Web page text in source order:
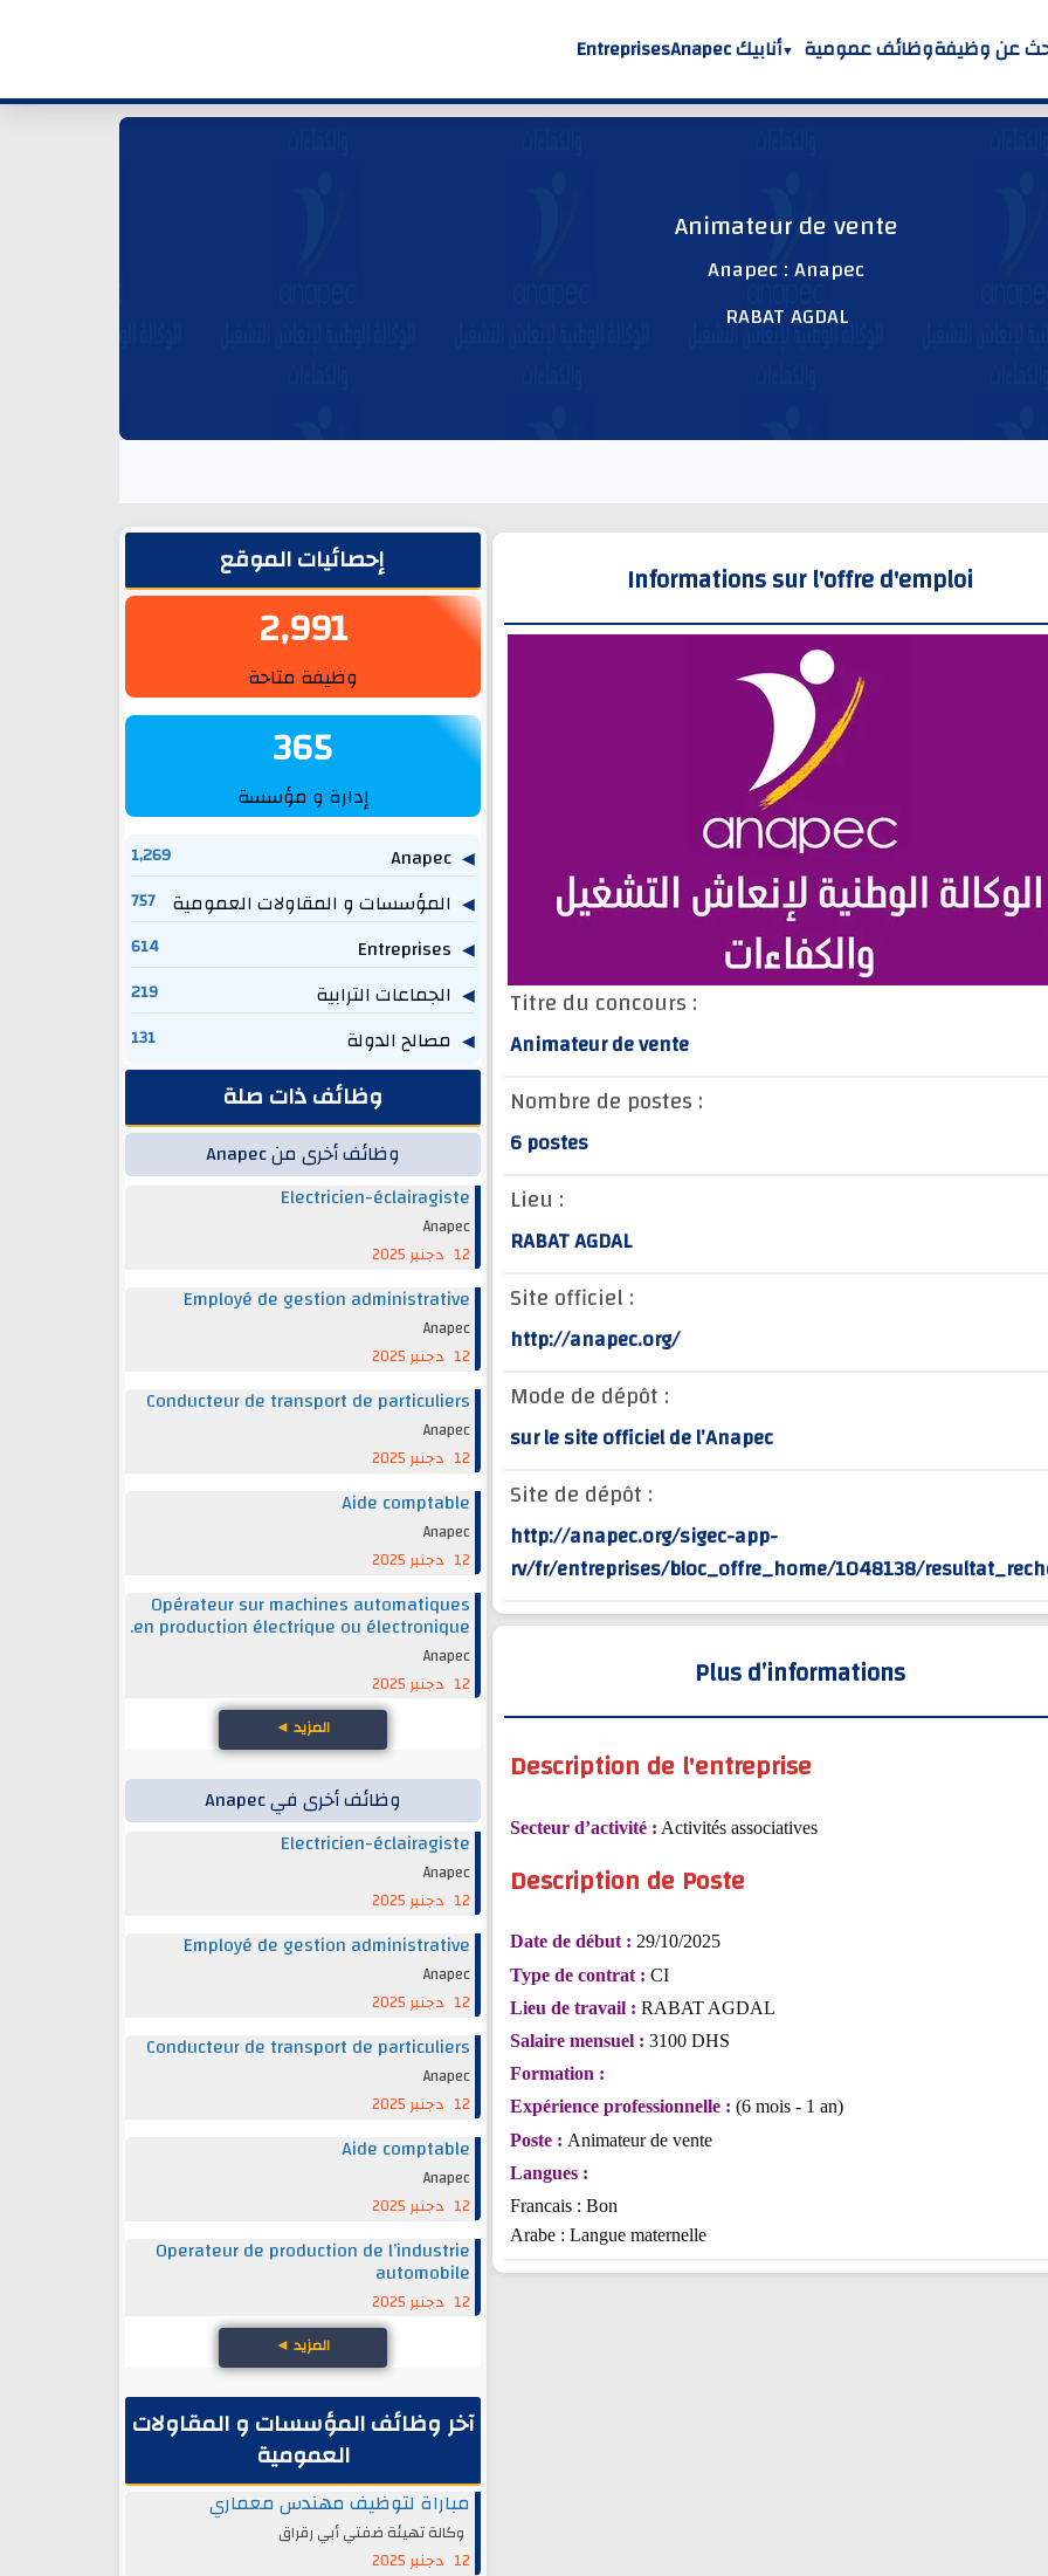
عن وظيفةوظائف عمومية أنابيك Anapec Entreprises
Animateur de vente
Anapec : Anapec
RABAT AGDAL
Informations sur l'offre d'emploi
Titre du concours :
Animateur de vente
Nombre de postes :
6 postes
Lieu :
RABAT AGDAL
Site officiel :
http://anapec.org/
Mode de dépôt :
sur le site officiel de l’Anapec
Site de dépôt :
http://anapec.org/sigec-app-
rv/fr/entreprises/bloc_offre_home/1048138/
Plus d’informations
Description de l'entreprise
Secteur d’activité : Activités associatives
Description de Poste
Date de début : 29/10/2025
Type de contrat : CI
Lieu de travail : RABAT AGDAL
Salaire mensuel : 3100 DHS
Formation :
Expérience professionnelle : (6 mois - 1 an)
Poste : Animateur de vente
Langues :
Francais : Bon
Arabe : Langue maternelle
الشريط الجانبيإحصائيات الموقع
2,991
وظيفة متاحة
365
إدارة و مؤسسة
Anapec
1,269
المؤسسات و المقاولات العمومية 757
614
الجماعات الترابية 219
مصالح الدولة 131
وظائف ذات صلة
وظائف أخرى من Anapec
Electricien-éclairagiste
Anapec
12 دجنبر 2025
Employé de gestion administrative
Anapec
12 دجنبر 2025
Conducteur de transport de particuliers
Anapec
12 دجنبر 2025
Aide comptable
Anapec
12 دجنبر 2025
Opérateur sur machines automatiques
en production électrique ou électronique.
Anapec
12 دجنبر 2025
المزيد ◄
وظائف أخرى في Anapec
Electricien-éclairagiste
Anapec
12 دجنبر 2025
Employé de gestion administrative
Anapec
12 دجنبر 2025
Conducteur de transport de particuliers
Anapec
12 دجنبر 2025
Aide comptable
Anapec
12 دجنبر 2025
Operateur de production de l’industrie
automobile
12 دجنبر 2025
المزيد ◄
آخر وظائف المؤسسات و المقاولات
العمومية
مباراة لتوظيف مهندس معماري
وكالة تهيئة ضفتي أبي رقراق
12 دجنبر 2025